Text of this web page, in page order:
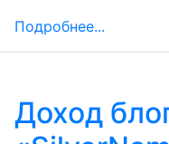
Подробнее...
Доход